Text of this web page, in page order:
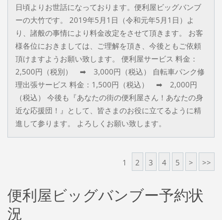
日頃よりお世話になっております。便利屋ビッグバンブ
ーの大竹です。 2019年5月1日（令和元年5月1日）よ
り、諸般の事情により料金改定をさせて頂きます。 お客
様各位におきましては、ご理解を頂き、今後ともご依頼
頂けますようお願い致します。 便利屋サービス 料金：
2,500円（税別） ➡ 3,000円（税込） 自転車パンク修
理出張サービス 料金：1,500円（税込） ➡ 2,000円
（税込） 今後も『あなたの街の便利屋さん！あなたの身
近な応援団！』として、皆さまのお役に立てるように精
進して参ります。 よろしくお願い致します。
1 2 3 4 5 > >>
便利屋ビッグバンブー予約状
況